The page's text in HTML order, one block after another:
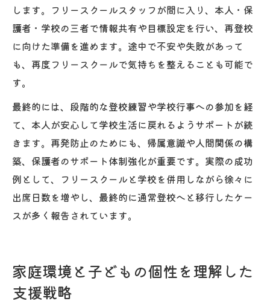
します。フリースクールスタッフが間に入り、本人・保
護者・学校の三者で情報共有や目標設定を行い、再登校
に向けた準備を進めます。途中で不安や失敗があって
も、再度フリースクールで気持ちを整えることも可能で
す。
最終的には、段階的な登校練習や学校行事への参加を経
て、本人が安心して学校生活に戻れるようサポートが続
きます。再発防止のためにも、帰属意識や人間関係の構
築、保護者のサポート体制強化が重要です。実際の成功
例として、フリースクールと学校を併用しながら徐々に
出席日数を増やし、最終的に通常登校へと移行したケー
スが多く報告されています。
家庭環境と子どもの個性を理解した
支援戦略